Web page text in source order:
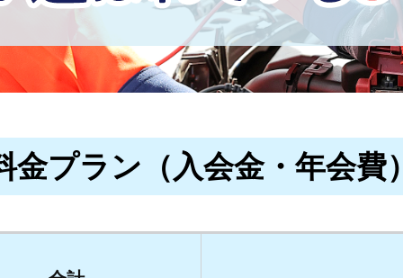
金プラン（入会金・年会費